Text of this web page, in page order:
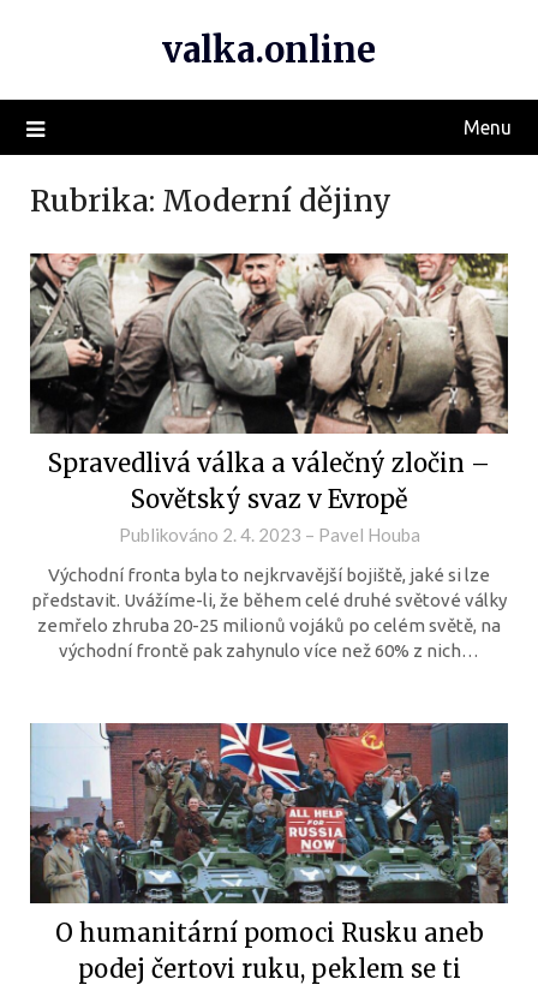
valka.online
Menu
Rubrika: Moderní dějiny
Spravedlivá válka a válečný zločin –
Sovětský svaz v Evropě
Publikováno 2. 4. 2023 – Pavel Houba
Východní fronta byla to nejkrvavější bojiště, jaké si lze
představit. Uvážíme-li, že během celé druhé světové války
zemřelo zhruba 20-25 milionů vojáků po celém světě, na
východní frontě pak zahynulo více než 60% z nich…
O humanitární pomoci Rusku aneb
podej čertovi ruku, peklem se ti